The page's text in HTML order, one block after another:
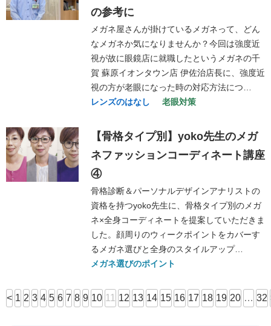
の参考に
メガネ屋さんが掛けているメガネって、どん
なメガネか気になりませんか？今回は強度近
視が故に眼鏡店に就職したというメガネの千
賀 蘇原イオンタウン店 伊佐治店長に、強度近
視の方が老眼になった時の対応方法につ…
レンズのはなし
老眼対策
【骨格タイプ別】yoko先生のメガ
ネファッションコーディネート講座
④
骨格診断＆パーソナルデザインアナリストの
資格を持つyoko先生に、骨格タイプ別のメガ
ネ×全身コーディネートを提案していただきま
した。顔周りのウィークポイントをカバーす
るメガネ選びと全身のスタイルアップ…
メガネ選びのポイント
< 1 2 3 4 5 6 7 8 9 10 11 12 13 14 15 16 17 18 19 20 … 32